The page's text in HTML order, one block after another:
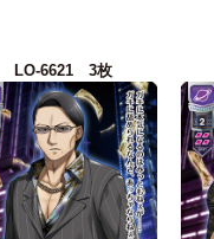
LO-6621 3枚